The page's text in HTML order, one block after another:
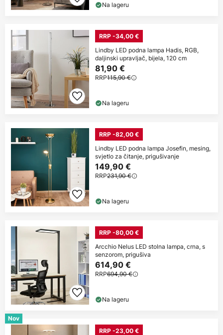
Na lageru
RRP -34,00 €
Lindby LED podna lampa Hadis, RGB,
daljinski upravljač, bijela, 120 cm
81,90 €
RRP115,90 €
Na lageru
RRP -82,00 €
Lindby LED podna lampa Josefin, mesing,
svjetlo za čitanje, prigušivanje
149,90 €
RRP231,90 €
Na lageru
RRP -80,00 €
Arcchio Nelus LED stolna lampa, crna, s
senzorom, prigušiva
614,90 €
RRP694,90 €
Na lageru
Nov
RRP -23,00 €